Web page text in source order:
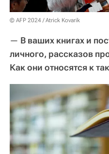
© AFP 2024 / Atrick Kovarik
— В ваших книгах и
личного, рассказов
Как они относятся к